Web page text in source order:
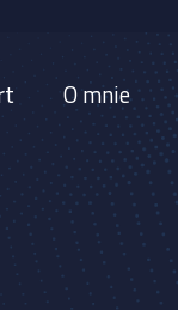
O mnie